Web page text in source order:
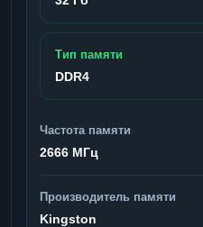
Тип памяти
DDR4
Частота памяти
2666 МГц
Производитель памяти
Kingston